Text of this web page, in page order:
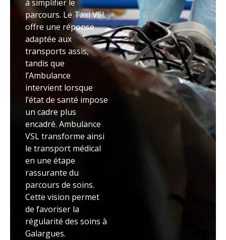
à simplifier le
parcours. Le Taxi VSL
offre une réponse
adaptée aux
transports assis,
tandis que
l’Ambulance
intervient lorsque
l’état de santé impose
un cadre plus
encadré. Ambulance
VSL transforme ainsi
le transport médical
en une étape
rassurante du
parcours de soins.
Cette vision permet
de favoriser la
régularité des soins à
Galargues.